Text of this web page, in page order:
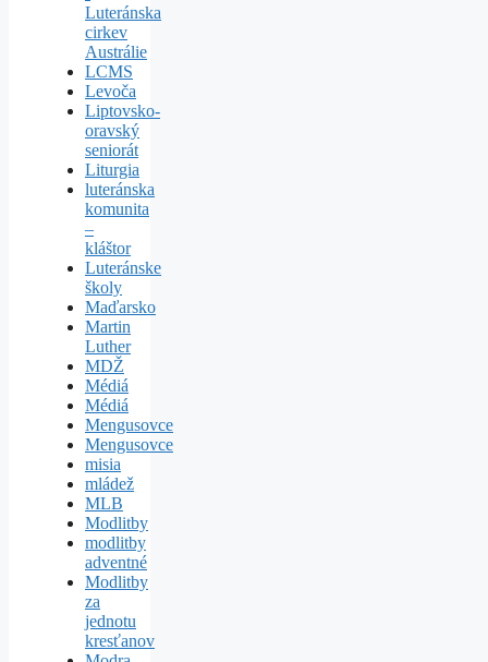
Luteránska
cirkev
Austrálie
LCMS
Levoča
Liptovsko-
oravský
seniorát
Liturgia
luteránska
komunita
–
kláštor
Luteránske
školy
Maďarsko
Martin
Luther
MDŽ
Médiá
Médiá
Mengusovce
Mengusovce
misia
mládež
MLB
Modlitby
modlitby
adventné
Modlitby
za
jednotu
kresťanov